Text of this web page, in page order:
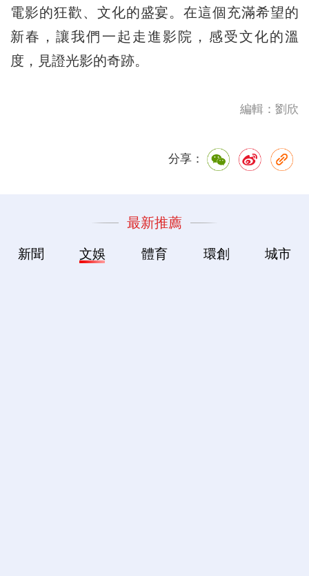
電影的狂歡、文化的盛宴。在這個充滿希望的
新春，讓我們一起走進影院，感受文化的溫
度，見證光影的奇跡。
編輯：劉欣
分享：
最新推薦
新聞 文娛 體育 環創 城市